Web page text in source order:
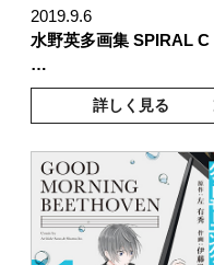
2019.9.6
水野英多画集 SPIRAL C
…
詳しく見る